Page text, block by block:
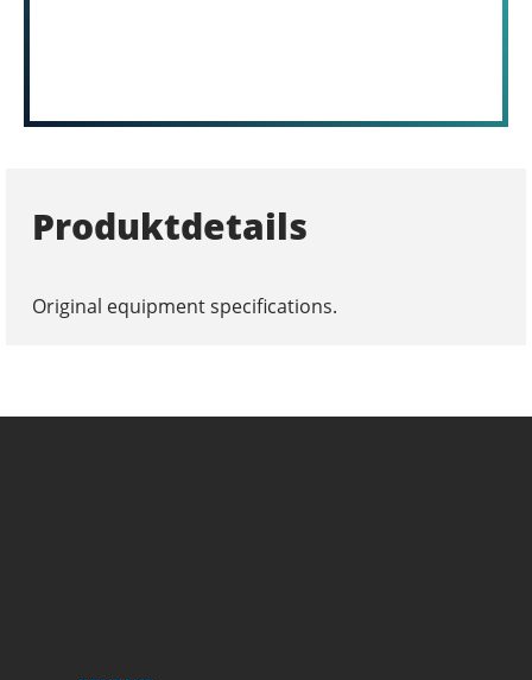
Produktdetails
Original equipment specifications.